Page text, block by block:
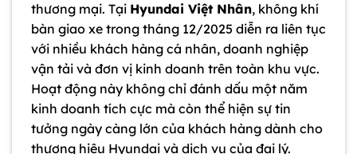
thương mại. Tại Hyundai Việt Nhân, không khí
bàn giao xe trong tháng 12/2025 diễn ra liên tục
với nhiều khách hàng cá nhân, doanh nghiệp
vận tải và đơn vị kinh doanh trên toàn khu vực.
Hoạt động này không chỉ đánh dấu một năm
kinh doanh tích cực mà còn thể hiện sự tin
tưởng ngày càng lớn của khách hàng dành cho
thương hiệu Hyundai và dịch vụ của đại lý.